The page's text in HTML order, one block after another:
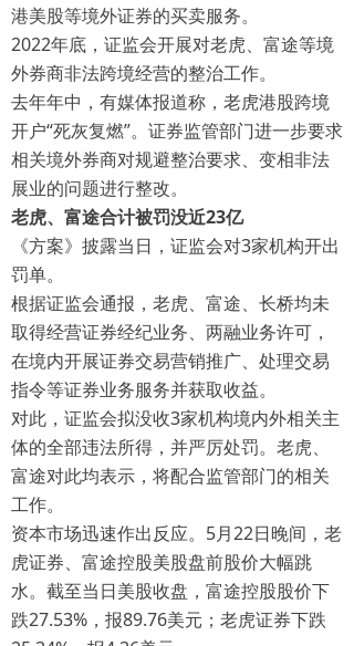
港美股等境外证券的买卖服务。
2022年底，证监会开展对老虎、富途等境
外券商非法跨境经营的整治工作。
去年年中，有媒体报道称，老虎港股跨境
开户“死灰复燃”。证券监管部门进一步要求
相关境外券商对规避整治要求、变相非法
展业的问题进行整改。
老虎、富途合计被罚没近23亿
《方案》披露当日，证监会对3家机构开出
罚单。
根据证监会通报，老虎、富途、长桥均未
取得经营证券经纪业务、两融业务许可，
在境内开展证券交易营销推广、处理交易
指令等证券业务服务并获取收益。
对此，证监会拟没收3家机构境内外相关主
体的全部违法所得，并严厉处罚。老虎、
富途对此均表示，将配合监管部门的相关
工作。
资本市场迅速作出反应。5月22日晚间，老
虎证券、富途控股美股盘前股价大幅跳
水。截至当日美股收盘，富途控股股价下
跌27.53%，报89.76美元；老虎证券下跌